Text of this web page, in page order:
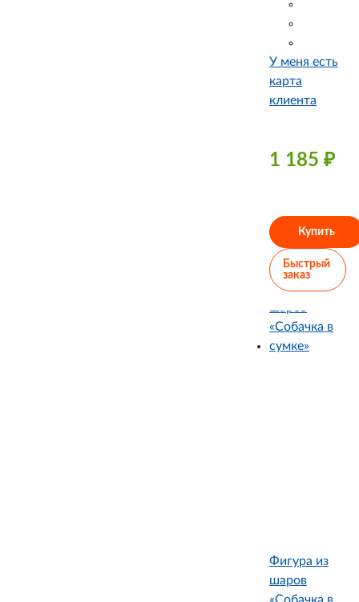
У меня есть
карта
клиента
1 185 ₽
Купить
Быстрый
заказ
Фигура из
шаров